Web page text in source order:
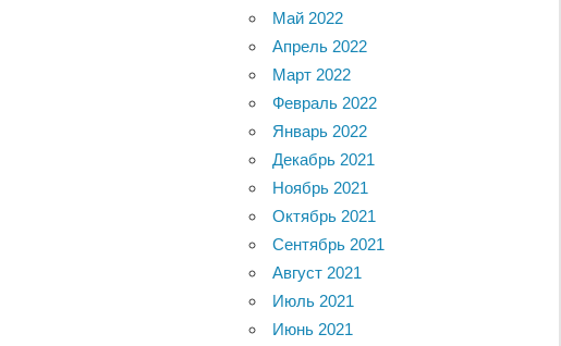
Май 2022
Апрель 2022
Март 2022
Февраль 2022
Январь 2022
Декабрь 2021
Ноябрь 2021
Октябрь 2021
Сентябрь 2021
Август 2021
Июль 2021
Июнь 2021